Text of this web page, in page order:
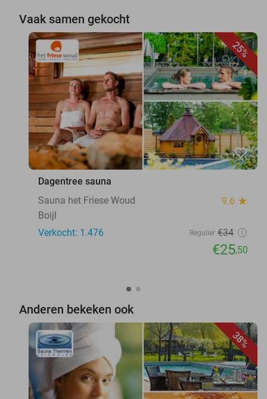
Vaak samen gekocht
25%
favorite_border
Dagentree sauna
Sauna het Friese Woud
9.6 star
Boijl
Verkocht: 1.476
Regulier €34
€25,50
Anderen bekeken ook
38%